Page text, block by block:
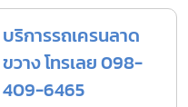
บริการรถเครนลาด
ขวาง โทรเลย 098-
409-6465